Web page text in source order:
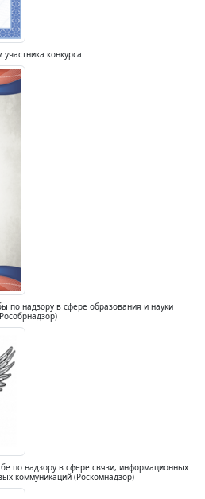
конкурса
по надзору в сфере образования и науки
по надзору в сфере связи, информационных
коммуникаций (Роскомнадзор)